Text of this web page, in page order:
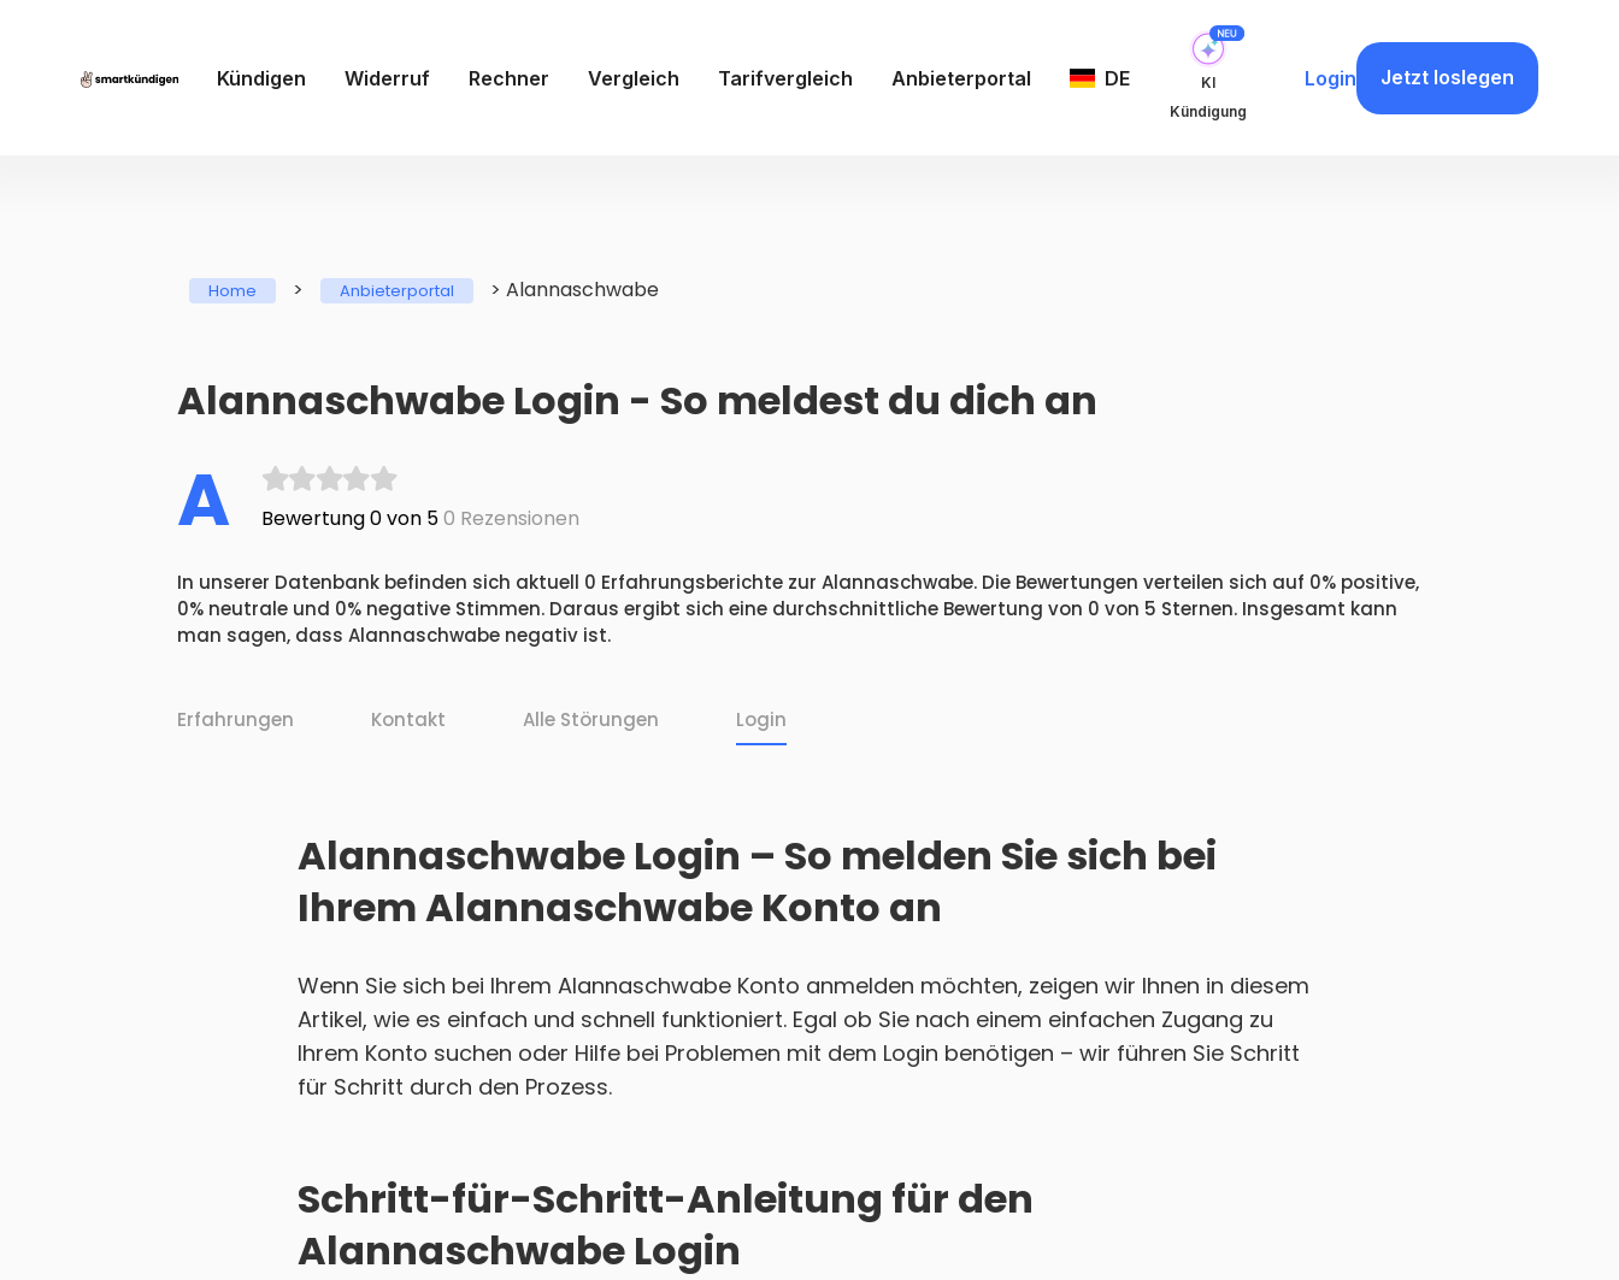
Kündigen Widerruf Rechner Vergleich Tarifvergleich Anbieterportal DE
KI
Kündigung
Login Jetzt loslegen
Home > Anbieterportal > Alannaschwabe
Alannaschwabe Login - So meldest du dich an
A Bewertung 0 von 50 Rezensionen
In unserer Datenbank befinden sich aktuell 0 Erfahrungsberichte zur Alannaschwabe. Die Bewertungen verteilen sich auf 0% positive,
0% neutrale und 0% negative Stimmen. Daraus ergibt sich eine durchschnittliche Bewertung von 0 von 5 Sternen. Insgesamt kann
man sagen, dass Alannaschwabe negativ ist.
Erfahrungen Kontakt Alle Störungen Login
Alannaschwabe Login – So melden Sie sich bei
Ihrem Alannaschwabe Konto an
Wenn Sie sich bei Ihrem Alannaschwabe Konto anmelden möchten, zeigen wir Ihnen in diesem
Artikel, wie es einfach und schnell funktioniert. Egal ob Sie nach einem einfachen Zugang zu
Ihrem Konto suchen oder Hilfe bei Problemen mit dem Login benötigen – wir führen Sie Schritt
für Schritt durch den Prozess.
Schritt-für-Schritt-Anleitung für den
Alannaschwabe Login